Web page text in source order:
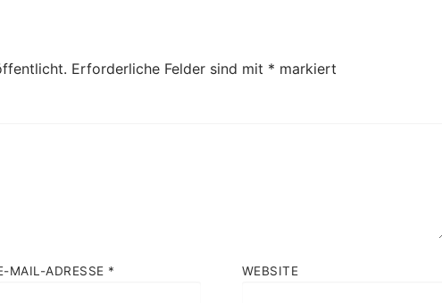
Erforderliche Felder sind mit * markiert
MAIL-ADRESSE * WEBSITE